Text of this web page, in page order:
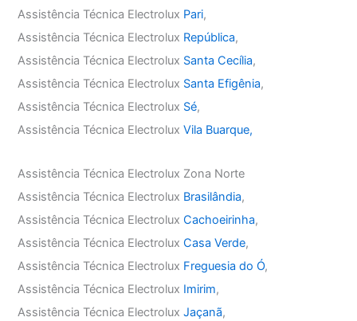
Assistência Técnica Electrolux Pari,
Assistência Técnica Electrolux República,
Assistência Técnica Electrolux Santa Cecília,
Assistência Técnica Electrolux Santa Efigênia,
Assistência Técnica Electrolux Sé,
Assistência Técnica ElectroluxVila Buarque,
Assistência Técnica Electrolux Zona Norte
Assistência Técnica Electrolux Brasilândia,
Assistência Técnica ElectroluxCachoeirinha,
Assistência Técnica ElectroluxCasa Verde,
Assistência Técnica Electrolux Freguesia do Ó,
Assistência Técnica Electrolux Imirim,
Assistência Técnica ElectroluxJaçanã,